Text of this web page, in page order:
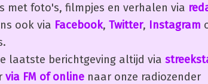
met foto's, filmpjes en verhalen via
ook via Facebook, Twitter, Instagram
laatste berichtgeving altijd via
via FM of online naar onze radiozender